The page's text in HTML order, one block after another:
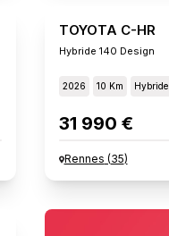
TOYOTA C-HR
Hybride 140 Design
2026 10 Km Hybride
31 990 €
Rennes (35)